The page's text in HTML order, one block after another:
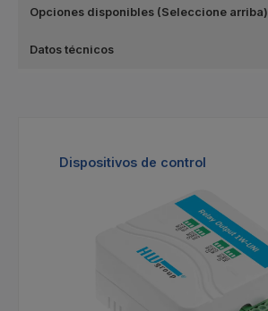
Opciones disponibles (Seleccione arriba)
Datos técnicos
Omitir la galería de productos
Dispositivos de control